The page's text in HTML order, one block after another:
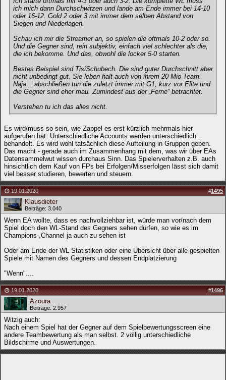
ich mich dann Durchschwitzen und lande am Ende immer bei 14-10
oder 16-12. Gold 2 oder 3 mit immer dem selben Abstand von
Siegen und Niederlagen.
Schau ich mir die Streamer an, so spielen die oftmals 10-2 oder so.
Und die Gegner sind, rein subjektiv, einfach viel schlechter als die,
die ich bekomme. Und das, obwohl die locker 5-0 starten.
Bestes Beispiel sind TisiSchubech. Die sind guter Durchschnitt aber
nicht unbedingt gut. Sie leben halt auch von ihrem 20 Mio Team.
Naja... abschließen tun die zuletzt immer mit G1, kurz vor Elite und
die Gegner sind eher mau. Zumindest aus der „Ferne“ betrachtet.
Verstehen tu ich das alles nicht.
Es wird/muss so sein, wie Zappel es erst kürzlich mehrmals hier
aufgerufen hat: Unterschiedliche Accounts werden unterschiedlich
behandelt. Es wird wohl tatsächlich diese Aufteilung in Gruppen geben.
Das macht - gerade auch im Zusammenhang mit dem, was wir über EAs
Datensammelwut wissen durchaus Sinn. Das Spielerverhalten z.B. auch
hinsichtlich dem Kauf von FPs bei Erfolgen/Misserfolgen lässt sich damit
viel besser studieren, bewerten und steuern.
19.01.2020 #1495
Klausdieter
Beiträge: 3.040
Wenn EA wollte, dass es nachvollziehbar ist, würde man vor/nach dem
Spiel doch den WL-Stand des Gegners sehen dürfen, so wie es im
Champions-,Channel ja auch zu sehen ist
Oder am Ende der WL Statistiken oder eine Übersicht über alle gespielten
Spiele mit Namen des Gegners und dessen Endplatzierung
"Wenn"....
19.01.2020 #1496
Azoura
Beiträge: 2.957
Witzig auch:
Nach einem Spiel hat der Gegner auf dem Spielbewertungsscreen eine
andere Teambewertung als man selbst. 2 völlig unterschiedliche
Bildschirme und Auswertungen.